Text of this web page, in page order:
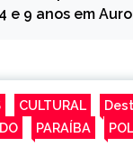
e 9 anos em
CULTURAL
PARAÍBA